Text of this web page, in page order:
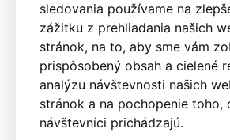
sledovania používame na
zážitku z prehliadania našich
stránok, na to, aby sme vám
prispôsobený obsah a cielené
analýzu návštevnosti našich
stránok a na pochopenie toho,
návštevníci prichádzajú.